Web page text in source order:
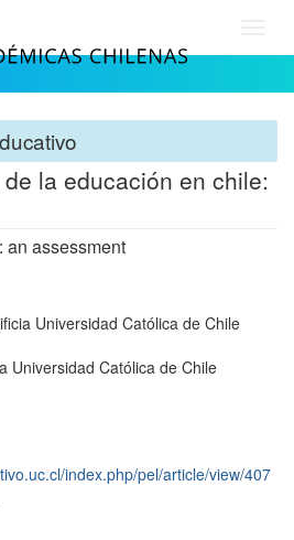
la educación en chile:
assessment
Universidad Católica de Chile
Universidad Católica de Chile
index.php/pel/article/view/407